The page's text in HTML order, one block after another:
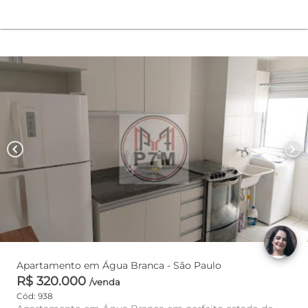
chevron_left chevron_right
Apartamento em Água Branca - São Paulo
R$ 320.000 /venda
Cód: 938